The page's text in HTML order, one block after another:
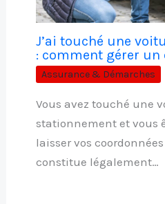
J’ai touché une
: comment gérer
Assurance & Démarches
Vous avez touché une
stationnement et vous
laisser vos
constitue légalement…